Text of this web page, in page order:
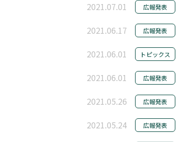
2021.07.01
広報発表
2021.06.17
広報発表
2021.06.01
トピックス
2021.06.01
広報発表
2021.05.26
広報発表
2021.05.24
広報発表